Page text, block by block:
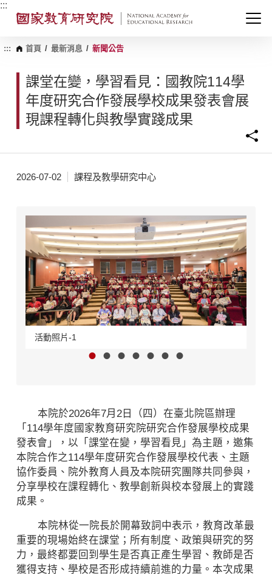
跳
內
:::
::: 首頁 / 最新消息 / 新聞公告
課堂在變，學習看見：國教院114學
年度研究合作發展學校成果發表會展
現課程轉化與教學實踐成果
2026-07-02 課程及教學研究中心
活動照片-1
本院於2026年7月2日（四）在臺北院區辦理
「114學年度國家教育研究院研究合作發展學校成果
發表會」，以「課堂在變，學習看見」為主題，邀集
本院合作之114學年度研究合作發展學校代表、主題
協作委員、院外教育人員及本院研究團隊共同參與，
分享學校在課程轉化、教學創新與校本發展上的實踐
成果。
本院林從一院長於開幕致詞中表示，教育改革最
重要的現場始終在課堂；所有制度、政策與研究的努
力，最終都要回到學生是否真正產生學習、教師是否
獲得支持、學校是否形成持續前進的力量。本次成果